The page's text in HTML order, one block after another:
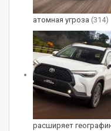
атомная угроза (314)
расширяет